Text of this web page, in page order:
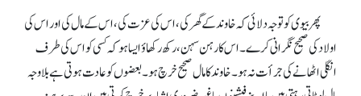
پھر بیوی کو توجہ دلائی کہ خاوند کے گھر کی، اس کی عزت کی، اس کے مال کی اور اس کی
اولاد کی صحیح نگرانی کرے۔ اس کا رہن سہن، رکھ رکھاؤ ایسا ہو کہ کسی کو اس کی طرف
انگلی اٹھانے کی جرأت نہ ہو۔ خاوند کا مال صحیح خرچ ہو۔ بعضوں کو عادت ہوتی ہے بلا وجہ